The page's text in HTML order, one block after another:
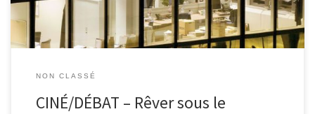
NON CLASSÉ
CINÉ/DÉBAT – Rêver sous le